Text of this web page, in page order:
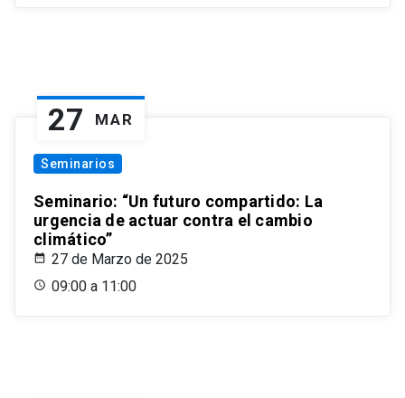
27 MAR
Seminarios
Seminario: “Un futuro compartido: La
urgencia de actuar contra el cambio
climático”
27 de Marzo de 2025
09:00 a 11:00